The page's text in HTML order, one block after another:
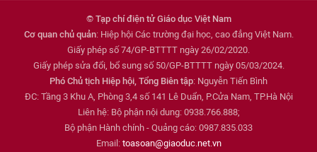
© Tạp chí điện tử Giáo dục Việt Nam
Cơ quan chủ quản: Hiệp hội Các trường đại học, cao đẳng Việt Nam.
Giấy phép số 74/GP-BTTTT ngày 26/02/2020.
Giấy phép sửa đổi, bổ sung số 50/GP-BTTTT ngày 05/03/2024.
Phó Chủ tịch Hiệp hội, Tổng Biên tập: Nguyễn Tiến Bình
ĐC: Tầng 3 Khu A, Phòng 3,4 số 141 Lê Duẩn, P.Cửa Nam, TP.Hà Nội
Liên hệ: Bộ phận nội dung: 0938.766.888;
Bộ phận Hành chính - Quảng cáo: 0987.835.033
Email: toasoan@giaoduc.net.vn